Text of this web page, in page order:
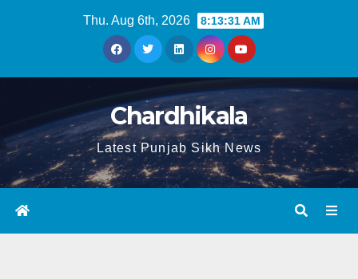
Thu. Aug 6th, 2026 8:13:32 AM
Chardhikala
Latest Punjab Sikh News